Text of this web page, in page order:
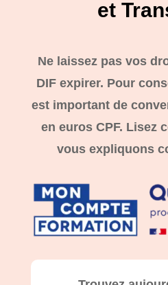
et
Ne laissez pas vos
DIF expirer. Pour
est important de
en euros CPF. Lisez
vous expliquons